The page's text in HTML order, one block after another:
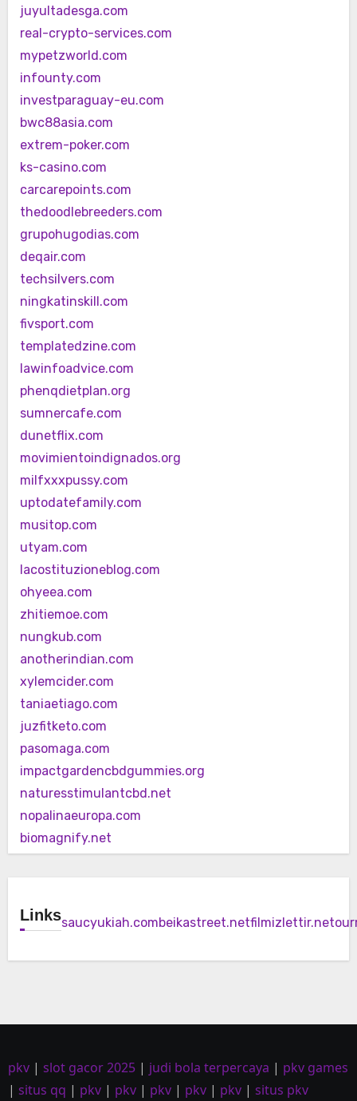
juyultadesga.com
real-crypto-services.com
mypetzworld.com
infounty.com
investparaguay-eu.com
bwc88asia.com
extrem-poker.com
ks-casino.com
carcarepoints.com
thedoodlebreeders.com
grupohugodias.com
deqair.com
techsilvers.com
ningkatinskill.com
fivsport.com
templatedzine.com
lawinfoadvice.com
phenqdietplan.org
sumnercafe.com
dunetflix.com
movimientoindignados.org
milfxxxpussy.com
uptodatefamily.com
musitop.com
utyam.com
lacostituzioneblog.com
ohyeea.com
zhitiemoe.com
nungkub.com
anotherindian.com
xylemcider.com
taniaetiago.com
juzfitketo.com
pasomaga.com
impactgardencbdgummies.org
naturesstimulantcbd.net
nopalinaeuropa.com
biomagnify.net
Linkssaucyukiah.combeikastreet.netfilmizlettir.net
pkv| slot gacor 2025| judi bola terpercaya | pkv games
| situs qq | pkv| pkv| pkv| pkv| pkv| situs pkv